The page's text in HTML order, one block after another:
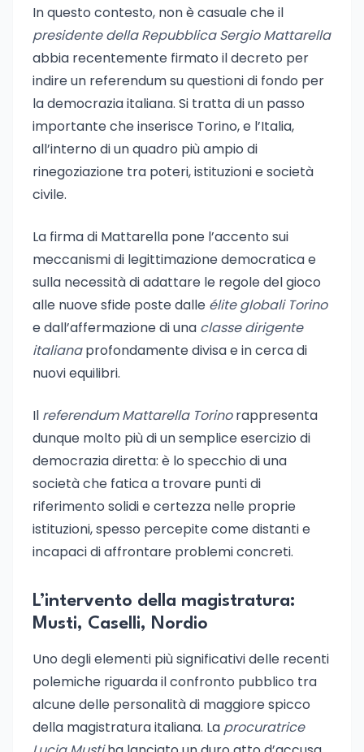
In questo contesto, non è casuale che il
presidente della Repubblica Sergio Mattarella
abbia recentemente firmato il decreto per
indire un referendum su questioni di fondo per
la democrazia italiana. Si tratta di un passo
importante che inserisce Torino, e l’Italia,
all’interno di un quadro più ampio di
rinegoziazione tra poteri, istituzioni e società
civile.
La firma di Mattarella pone l’accento sui
meccanismi di legittimazione democratica e
sulla necessità di adattare le regole del gioco
alle nuove sfide poste dalle élite globali Torino
e dall’affermazione di una classe dirigente
italianaprofondamente divisa e in cerca di
nuovi equilibri.
Il referendum Mattarella Torinorappresenta
dunque molto più di un semplice esercizio di
democrazia diretta: è lo specchio di una
società che fatica a trovare punti di
riferimento solidi e certezza nelle proprie
istituzioni, spesso percepite come distanti e
incapaci di affrontare problemi concreti.
L’intervento della magistratura:
Musti, Caselli, Nordio
Uno degli elementi più significativi delle recenti
polemiche riguarda il confronto pubblico tra
alcune delle personalità di maggiore spicco
della magistratura italiana. La procuratrice